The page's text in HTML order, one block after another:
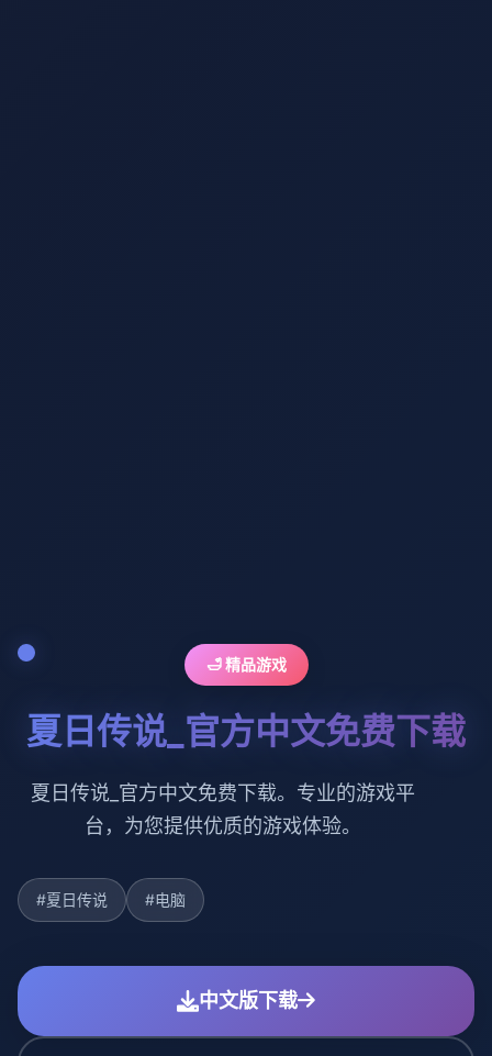
🛁 精品游戏
夏日传说_官方中文免费下载
夏日传说_官方中文免费下载。专业的游戏平
台，为您提供优质的游戏体验。
#夏日传说 #电脑
中文版下载